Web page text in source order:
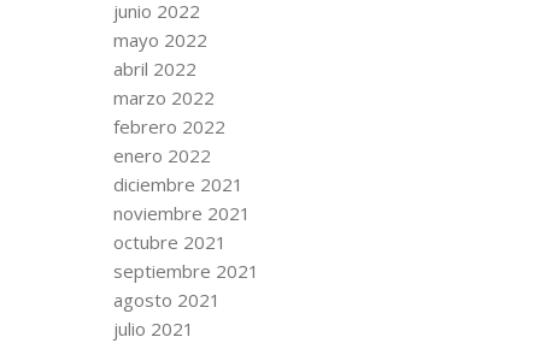
junio 2022
mayo 2022
abril 2022
marzo 2022
febrero 2022
enero 2022
diciembre 2021
noviembre 2021
octubre 2021
septiembre 2021
agosto 2021
julio 2021